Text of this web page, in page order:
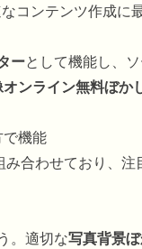
コンテンツ作成に
ーとして機能し、
ンライン無料ぼか
機能
合わせており、注
。適切な写真背景